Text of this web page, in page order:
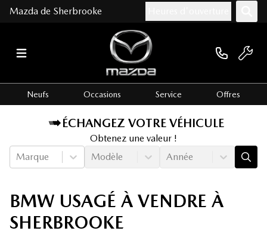
Mazda de Sherbrooke
Neufs Occasions Service Offres
ÉCHANGEZ VOTRE VÉHICULE
Obtenez une valeur !
Marque
Modèle Année
BMW USAGÉ À VENDRE À
SHERBROOKE